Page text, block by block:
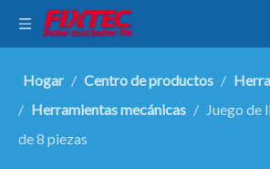
Hogar / Centro de productos /
/ Herramientas mecánicas / Juego de
de 8 piezas